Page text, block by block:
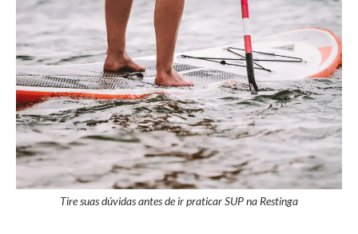
Tire suas dúvidas antes de ir praticar SUP na Restinga